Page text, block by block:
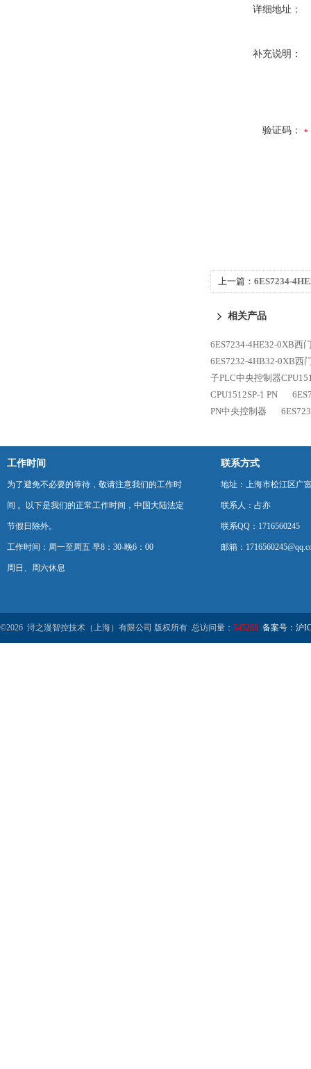
详细地址：
补充说明：
验证码：
上一篇： 6ES7234-
相关产品
6ES7234-4HE32-0XB西
6ES7232-4HB32-0XB西
子PLC中央控制器
CPU1512SP-1 PN
PN中央控制器
工作时间
为了避免不必要的等待，敬请注意我们的工作时
间 。以下是我们的正常工作时间，中国大陆法定
节假日除外。
工作时间：周一至周五 早8：30-晚6：00
周日、周六休息
联系方式
地址：上海市松江区广
联系人：占亦
联系QQ：1716560245
邮箱：
©2026 浔之漫智控技术（上海）有限公司 版权所有 总访问量： 545268 备案号：沪